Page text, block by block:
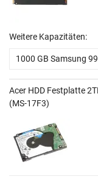
Weitere Kapazitäten:
1000 GB Samsung
Acer HDD Festplatte
(MS-17F3)